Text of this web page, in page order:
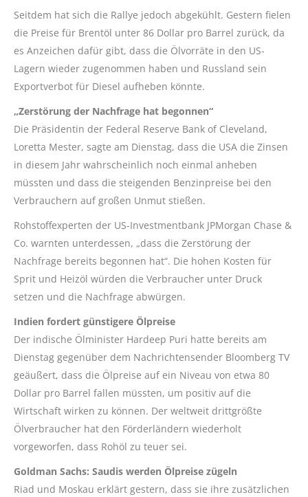
Seitdem hat sich die Rallye jedoch abgekühlt. Gestern fielen
die Preise für Brentöl unter 86 Dollar pro Barrel zurück, da
es Anzeichen dafür gibt, dass die Ölvorräte in den US-
Lagern wieder zugenommen haben und Russland sein
Exportverbot für Diesel aufheben könnte.
„Zerstörung der Nachfrage hat begonnen“
Die Präsidentin der Federal Reserve Bank of Cleveland,
Loretta Mester, sagte am Dienstag, dass die USA die Zinsen
in diesem Jahr wahrscheinlich noch einmal anheben
müssten und dass die steigenden Benzinpreise bei den
Verbrauchern auf großen Unmut stießen.
Rohstoffexperten der US-Investmentbank JPMorgan Chase &
Co. warnten unterdessen, „dass die Zerstörung der
Nachfrage bereits begonnen hat“. Die hohen Kosten für
Sprit und Heizöl würden die Verbraucher unter Druck
setzen und die Nachfrage abwürgen.
Indien fordert günstigere Ölpreise
Der indische Ölminister Hardeep Puri hatte bereits am
Dienstag gegenüber dem Nachrichtensender Bloomberg TV
geäußert, dass die Ölpreise auf ein Niveau von etwa 80
Dollar pro Barrel fallen müssten, um positiv auf die
Wirtschaft wirken zu können. Der weltweit drittgrößte
Ölverbraucher hat den Förderländern wiederholt
vorgeworfen, dass Rohöl zu teuer sei.
Goldman Sachs: Saudis werden Ölpreise zügeln
Riad und Moskau erklärt gestern, dass sie ihre zusätzlichen